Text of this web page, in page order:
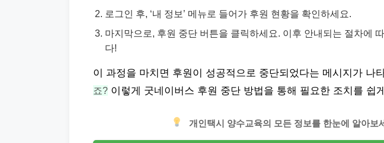
로그인 후, ‘내 정보’ 메뉴로 들어가 후원 현황을 확인하세요.
마지막으로, 후원 중단 버튼을 클릭하세요. 이후 안내되는 절차에
다!
이 과정을 마치면 후원이 성공적으로 중단되었다는 메시지가 나
죠? 이렇게 굿네이버스 후원 중단 방법을 통해 필요한 조치를 쉽
개인택시 양수교육의 모든 정보를 한눈에 알아보